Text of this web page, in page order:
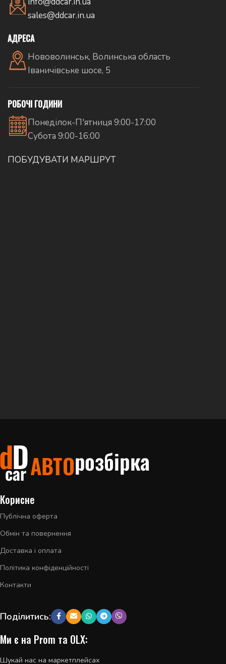
sales@ddcar.in.ua
АДРЕСА
Нововолинськ, Волинська область
Іваничівське шосе, 5
РОБОЧІ ГОДИНИ
Понеділок-П'ятниця 9:00-17:00
Субота 9:00-16:00
ПОБУДУВАТИ МАРШРУТ
Корисне
Публічна оферта
Обмін та повернення
Доставка і оплата
Політика конфіденційності
Контакти
Поділитись:
Ми є на Prom та OLX:
Шукай нас на маркетплейсах